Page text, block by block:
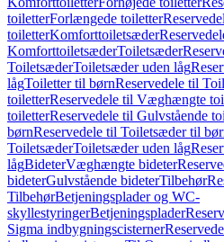
toiletterForlængede toiletter
toiletterKomforttoiletsæder
KomforttoiletsæderToiletsæder
ToiletsæderToiletsæder uden låg
lågToiletter til børnReservedele til
toiletterReservedele til Væghængte
toiletterReservedele til Gulvstående
børnReservedele til Toiletsæder til
ToiletsæderToiletsæder uden låg
lågBideterVæghængte bideter
bideterGulvstående bideterTilbehør
TilbehørBetjeningsplader og WC-
skyllestyringerBetjeningsplader
Sigma indbygningscisterner